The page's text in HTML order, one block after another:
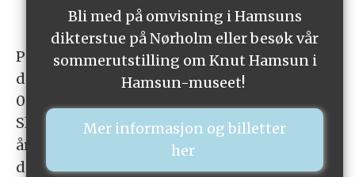
Bli med på omvisning i Hamsuns
dikterstue på Nørholm eller besøk vår
sommerutstilling om Knut Hamsun i
Hamsun-museet!
Mer informasjon og billetter
her
På Nørholm levde han resten av livet, til han
døde i 1952. Prisen på gården var høy: 220
000 kr. I følge Hamsun-biografen Ingar
Sletten Kolloen tilsvarte denne summen
årslønnen til alle de 58 folkeskolelærerne i
de fem omkringliggende småbyene. Hamsun